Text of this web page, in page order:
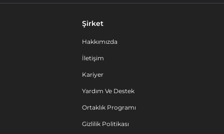
Şirket
Hakkımızda
İletişim
Kariyer
Yardım Ve Destek
Ortaklık Programı
Gizlilik Politikası